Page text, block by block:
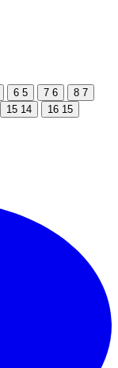
6 5 7 6 8 7
15 14 16 15